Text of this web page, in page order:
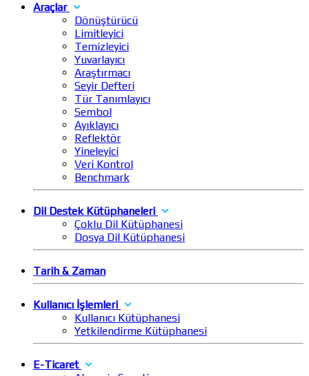
Araçlar
Dönüştürücü
Limitleyici
Temizleyici
Yuvarlayıcı
Araştırmacı
Seyir Defteri
Tür Tanımlayıcı
Sembol
Ayıklayıcı
Reflektör
Yineleyici
Veri Kontrol
Benchmark
Dil Destek Kütüphaneleri
Çoklu Dil Kütüphanesi
Dosya Dil Kütüphanesi
Tarih & Zaman
Kullanıcı İşlemleri
Kullanıcı Kütüphanesi
Yetkilendirme Kütüphanesi
E-Ticaret